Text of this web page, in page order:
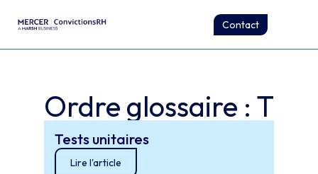
Contact
Ordre glossaire : T
Tests unitaires
Lire l'article